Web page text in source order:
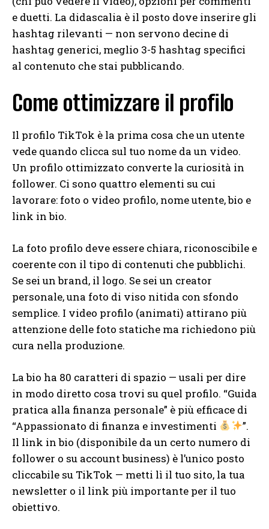
e duetti. La didascalia è il posto dove inserire gli
hashtag rilevanti — non servono decine di
hashtag generici, meglio 3-5 hashtag specifici
al contenuto che stai pubblicando.
Come ottimizzare il profilo
Il profilo TikTok è la prima cosa che un utente
vede quando clicca sul tuo nome da un video.
Un profilo ottimizzato converte la curiosità in
follower. Ci sono quattro elementi su cui
lavorare: foto o video profilo, nome utente, bio e
link in bio.
La foto profilo deve essere chiara, riconoscibile e
coerente con il tipo di contenuti che pubblichi.
Se sei un brand, il logo. Se sei un creator
personale, una foto di viso nitida con sfondo
semplice. I video profilo (animati) attirano più
attenzione delle foto statiche ma richiedono più
cura nella produzione.
La bio ha 80 caratteri di spazio — usali per dire
in modo diretto cosa trovi su quel profilo. “Guida
pratica alla finanza personale” è più efficace di
“Appassionato di finanza e investimenti
”.
Il link in bio (disponibile da un certo numero di
follower o su account business) è l’unico posto
cliccabile su TikTok — metti lì il tuo sito, la tua
newsletter o il link più importante per il tuo
obiettivo.